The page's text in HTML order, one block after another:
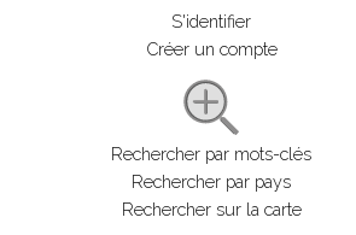
S'identifier
Créer un compte
Rechercher par mots-clés
Rechercher par pays
Rechercher sur la carte